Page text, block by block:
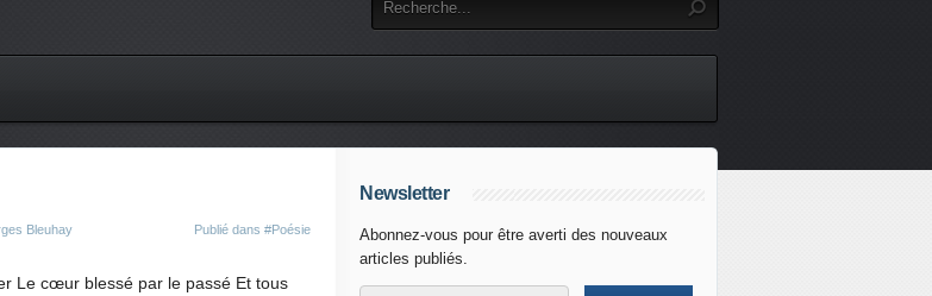
Bleuhay Publié dans #Poésie
Le cœur blessé par le passé Et tous
Newsletter
Abonnez-vous pour être averti des nouveaux
articles publiés.